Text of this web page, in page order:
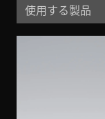
使用する製品